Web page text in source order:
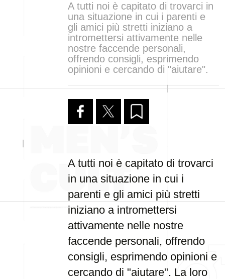
A tutti noi è capitato di trovarci in
una situazione in cui i parenti e
gli amici più stretti iniziano a
intromettersi attivamente nelle
nostre faccende personali,
offrendo consigli, esprimendo
opinioni e cercando di "aiutare".
A tutti noi è capitato di trovarci
in una situazione in cui i
parenti e gli amici più stretti
iniziano a intromettersi
attivamente nelle nostre
faccende personali, offrendo
consigli, esprimendo opinioni e
cercando di "aiutare". La loro